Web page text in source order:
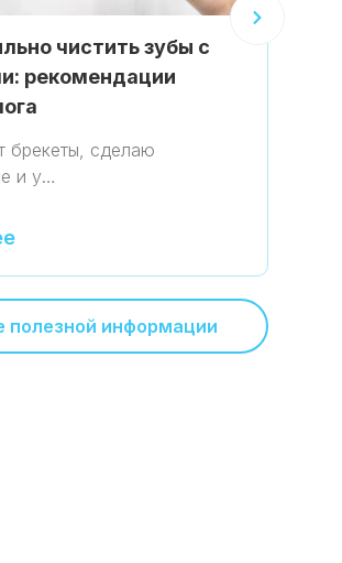
чистить зубы с
рекомендации
брекеты, сделаю
и у…
полезной информации